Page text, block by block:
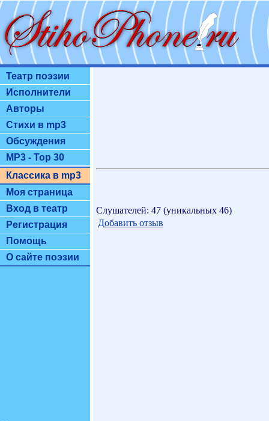
Театр поэзии
Исполнители
Авторы
Стихи в mp3
Обсуждения
MP3 - Top 30
Классика в mp3
Моя страница
Вход в театр
Регистрация
Помощь
О сайте поэзии
Слушателей: 47 (уникальных 46)
Добавить отзыв